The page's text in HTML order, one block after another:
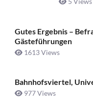
Gutes Ergebnis –
Gästeführungen
1613 Views
Bahnhofsviertel,
977 Views